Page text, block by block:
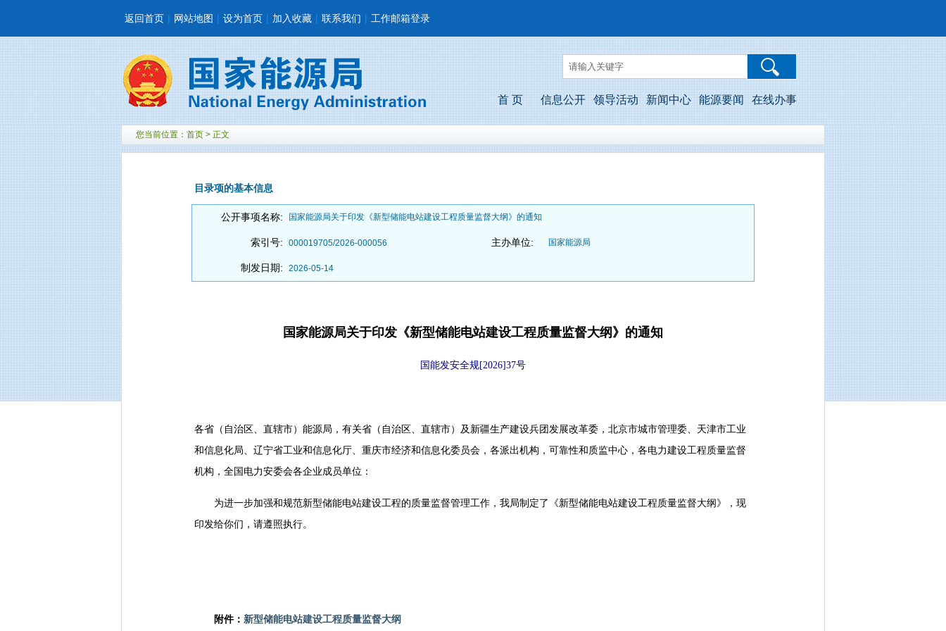
返回首页 | 网站地图 | 设为首页 | 加入收藏 | 联系我们 | 工作邮箱登录
首 页 信息公开 领导活动 新闻中心 能源要闻 在线办事
您当前位置： 首页 > 正文
目录项的基本信息
公开事项名称: 国家能源局关于印发《新型储能电站建设工程质量监督大纲》的通知
索引号: 000019705/2026-000056 主办单位: 国家能源局
制发日期: 2026-05-14
国家能源局关于印发《新型储能电站建设工程质量监督大纲》的通知
国能发安全规[2026]37号
各省（自治区、直辖市）能源局，有关省（自治区、直辖市）及新疆生产建设兵团发展改革委，北京市城市管理委、天津市工业
和信息化局、辽宁省工业和信息化厅、重庆市经济和信息化委员会，各派出机构，可靠性和质监中心，各电力建设工程质量监督
机构，全国电力安委会各企业成员单位：
为进一步加强和规范新型储能电站建设工程的质量监督管理工作，我局制定了《新型储能电站建设工程质量监督大纲》，现
印发给你们，请遵照执行。
附件： 新型储能电站建设工程质量监督大纲